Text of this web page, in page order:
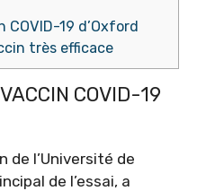
19 d’Oxford
très efficace
COVID-19
de l’Université de
de l’essai, a